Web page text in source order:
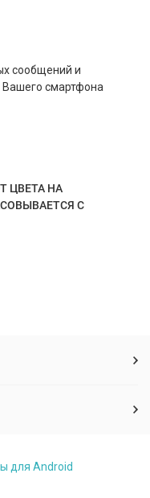
сообщений и
смартфона
ЦВЕТА НА
С
для Android